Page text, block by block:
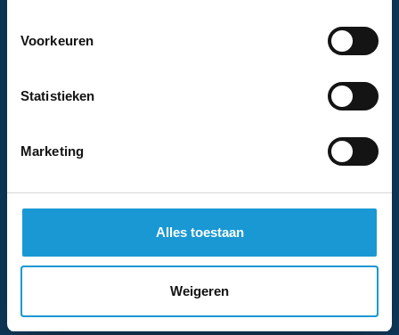
Voorkeuren
Statistieken
Marketing
Alles toestaan
Weigeren
We nemen binnen 1 (werk)dag contact met je
op
Bel ons direct
+31 40 402 1112